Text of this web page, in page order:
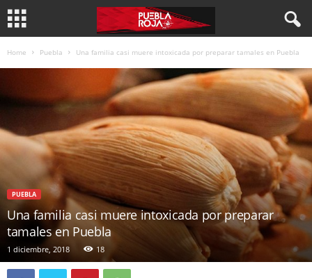
Home Puebla Una familia casi muere intoxicada por preparar tamales en Puebla
PUEBLA
Una familia casi muere intoxicada por preparar
tamales en Puebla
1 diciembre, 2018 18